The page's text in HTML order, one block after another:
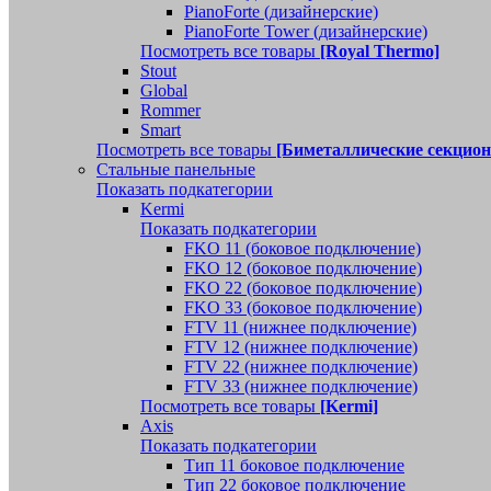
PianoForte (дизайнерские)
PianoForte Tower (дизайнерские)
Посмотреть все товары [Royal Thermo]
Stout
Global
Rommer
Smart
Посмотреть все товары [Биметаллические
Стальные панельные
Показать подкатегории
Kermi
Показать подкатегории
FKO 11 (боковое подключение)
FKO 12 (боковое подключение)
FKO 22 (боковое подключение)
FKO 33 (боковое подключение)
FTV 11 (нижнее подключение)
FTV 12 (нижнее подключение)
FTV 22 (нижнее подключение)
FTV 33 (нижнее подключение)
Посмотреть все товары [Kermi]
Axis
Показать подкатегории
Тип 11 боковое подключение
Тип 22 боковое подключение